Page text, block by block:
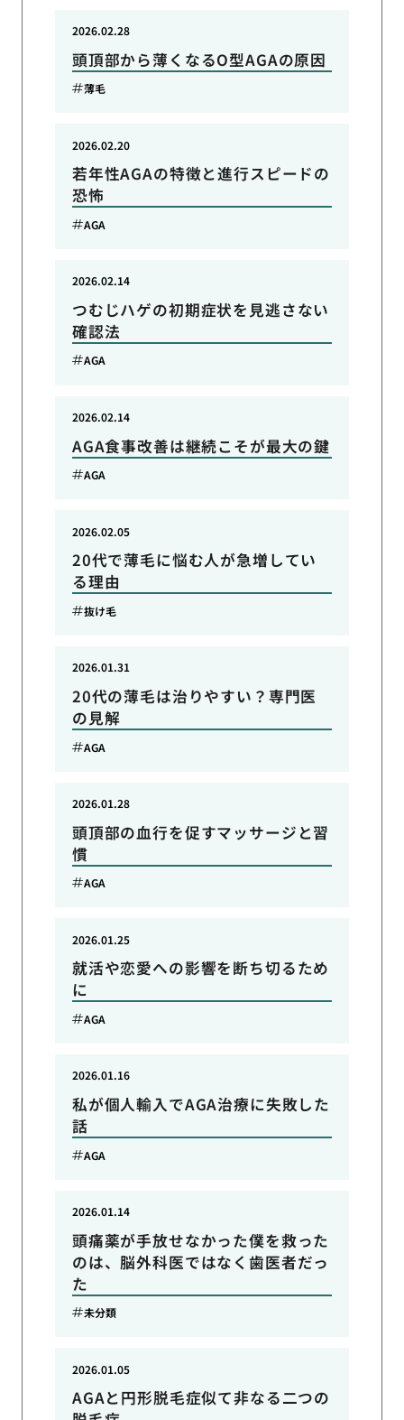
頭頂部から薄くなるO型AGAの原因
2026.02.28
薄毛
若年性AGAの特徴と進行スピードの
恐怖
2026.02.20
AGA
つむじハゲの初期症状を見逃さない
確認法
2026.02.14
AGA
AGA食事改善は継続こそが最大の鍵
2026.02.14
AGA
20代で薄毛に悩む人が急増してい
る理由
2026.02.05
抜け毛
20代の薄毛は治りやすい？専門医
の見解
2026.01.31
AGA
頭頂部の血行を促すマッサージと習
慣
2026.01.28
AGA
就活や恋愛への影響を断ち切るため
に
2026.01.25
AGA
私が個人輸入でAGA治療に失敗した
話
2026.01.16
AGA
頭痛薬が手放せなかった僕を救った
のは、脳外科医ではなく歯医者だっ
た
2026.01.14
未分類
AGAと円形脱毛症似て非なる二つの
2026.01.05